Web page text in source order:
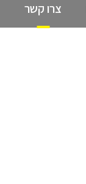
צרו קשר